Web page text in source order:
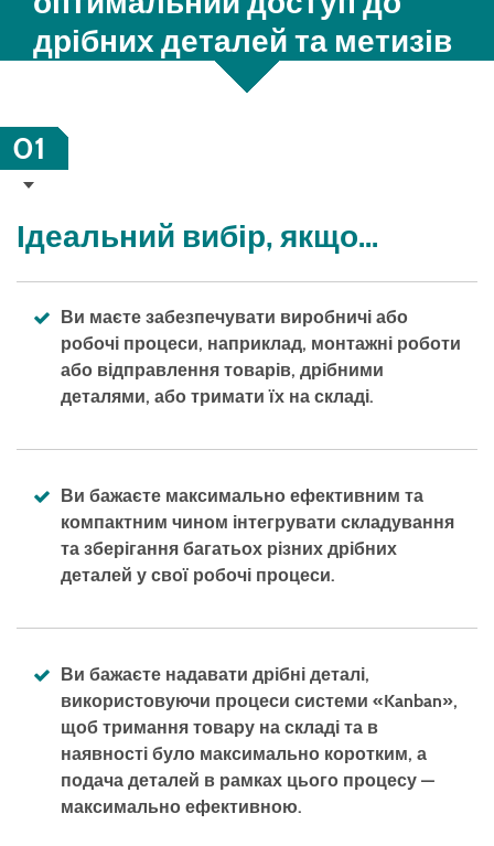
дрібних деталей та метизів
01
Ідеальний вибір, якщо...
Ви маєте забезпечувати виробничі або
робочі процеси, наприклад, монтажні роботи
або відправлення товарів, дрібними
деталями, або тримати їх на складі.
Ви бажаєте максимально ефективним та
компактним чином інтегрувати складування
та зберігання багатьох різних дрібних
деталей у свої робочі процеси.
Ви бажаєте надавати дрібні деталі,
використовуючи процеси системи «Kanban»,
щоб тримання товару на складі та в
наявності було максимально коротким, а
подача деталей в рамках цього процесу —
максимально ефективною.